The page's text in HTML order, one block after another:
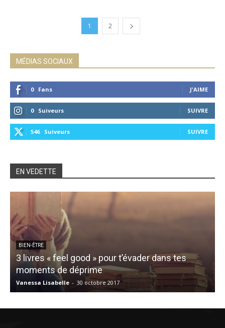
1 2
MÉDIAS SOCIAUX
0 Fans J'AIME
0 Suiveurs SUIVRE
546 Suiveurs SUIVRE
EN VEDETTE
BIEN-ÊTRE
3 livres « feel good » pour t’évader dans tes
moments de déprime
Vanessa Lisabelle - 30 octobre 2017